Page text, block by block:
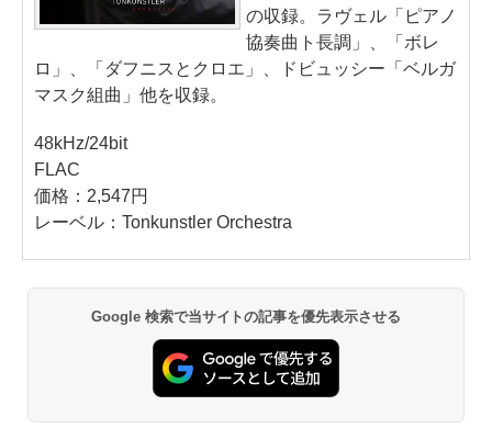
の収録。ラヴェル「ピアノ
協奏曲ト長調」、「ボレ
ロ」、「ダフニスとクロエ」、ドビュッシー「ベルガ
マスク組曲」他を収録。
48kHz/24bit
FLAC
価格：2,547円
レーベル：Tonkunstler Orchestra
Google 検索で当サイトの記事を優先表示させる